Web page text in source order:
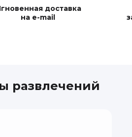
доставка
на e-mail
развлечений